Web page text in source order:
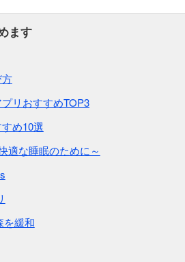
リおすすめTOP3
め10選
適な睡眠のために～
緩和